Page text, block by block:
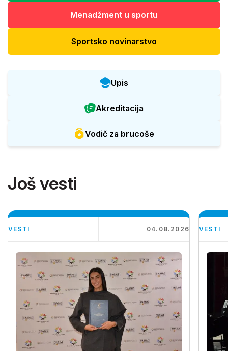
Menadžment u sportu
Sportsko novinarstvo
Upis
Akreditacija
Vodič za brucoše
Još vesti
VESTI 04.08.2026 VESTI